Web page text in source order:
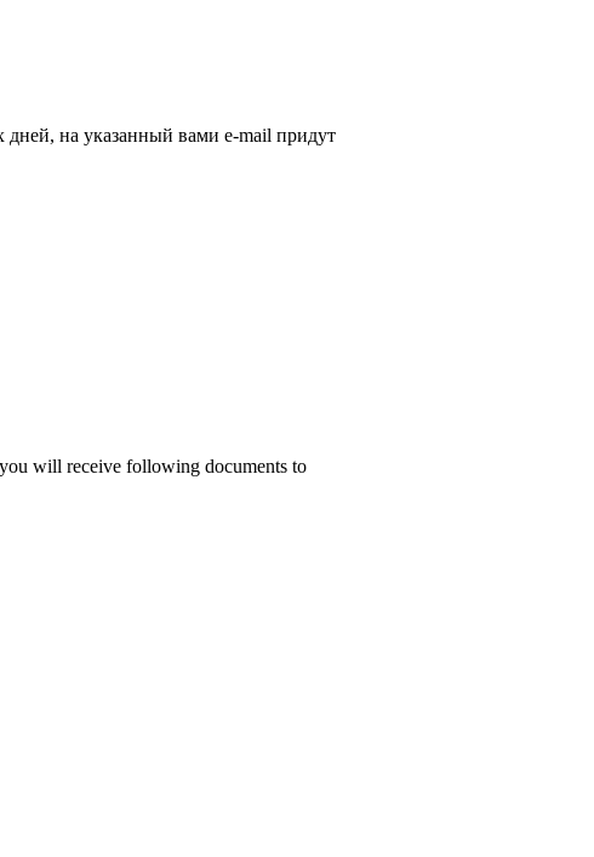
дней, на указанный вами e-mail придут
will receive following documents to